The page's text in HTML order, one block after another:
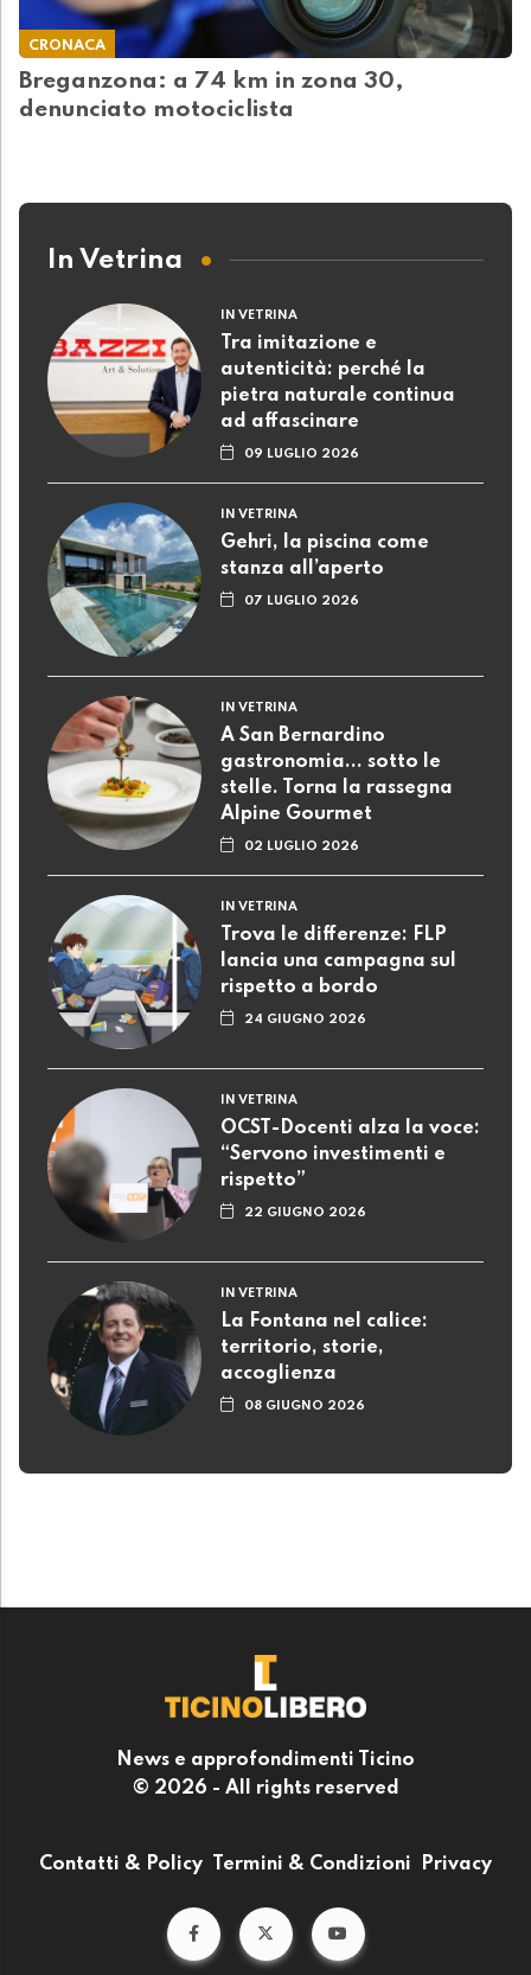
CRONACA
Breganzona: a 74 km in zona 30,
denunciato motociclista
In Vetrina
IN VETRINA
Tra imitazione e
autenticità: perché la
pietra naturale continua
ad affascinare
09 LUGLIO 2026
IN VETRINA
Gehri, la piscina come
stanza all’aperto
07 LUGLIO 2026
IN VETRINA
A San Bernardino
gastronomia... sotto le
stelle. Torna la rassegna
Alpine Gourmet
02 LUGLIO 2026
IN VETRINA
Trova le differenze: FLP
lancia una campagna sul
rispetto a bordo
24 GIUGNO 2026
IN VETRINA
OCST-Docenti alza la voce:
“Servono investimenti e
rispetto”
22 GIUGNO 2026
IN VETRINA
La Fontana nel calice:
territorio, storie,
accoglienza
08 GIUGNO 2026
News e approfondimenti Ticino
© 2026 - All rights reserved
Contatti & Policy Termini & Condizioni Privacy